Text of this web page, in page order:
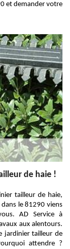
et demander votre
de haie !
tailleur de haie,
dans le 81290 viens
AD Service à
aux alentours.
jardinier tailleur de
attendre ?